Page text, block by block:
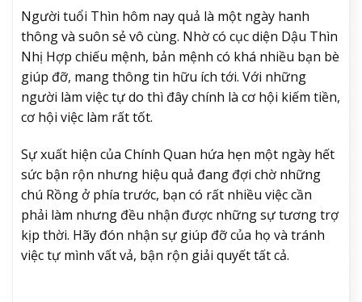
Người tuổi Thìn hôm nay quả là một ngày hanh
thông và suôn sẻ vô cùng. Nhờ có cục diện Dậu Thìn
Nhị Hợp chiếu mệnh, bản mệnh có khá nhiều bạn bè
giúp đỡ, mang thông tin hữu ích tới. Với những
người làm việc tự do thì đây chính là cơ hội kiếm tiền,
cơ hội việc làm rất tốt.
Sự xuất hiện của Chính Quan hứa hẹn một ngày hết
sức bận rộn nhưng hiệu quả đang đợi chờ những
chú Rồng ở phía trước, bạn có rất nhiều việc cần
phải làm nhưng đều nhận được những sự tương trợ
kịp thời. Hãy đón nhận sự giúp đỡ của họ và tránh
việc tự mình vất vả, bận rộn giải quyết tất cả.